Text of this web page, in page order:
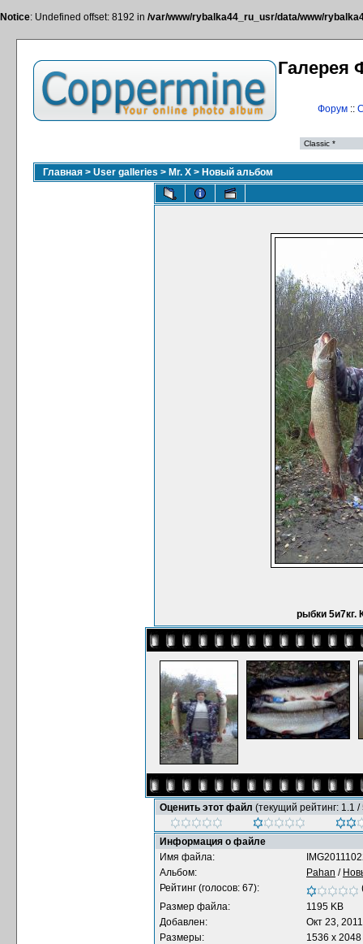
Notice: Undefined offset: 8192 in /var/www/rybalka44_ru_usr/data/www/
Галерея
Форум::
Главная > User galleries > Mr. X > Новый альбом
рыбки 5и7кг.
Оценить этот файл (текущий рейтинг: 1.1 /
Информация о файле
Имя файла:
Альбом:
Pahan /
Рейтинг (голосов: 67):
Размер файла:
1195 KB
Добавлен:
Окт 23, 2011
Размеры:
1536 x